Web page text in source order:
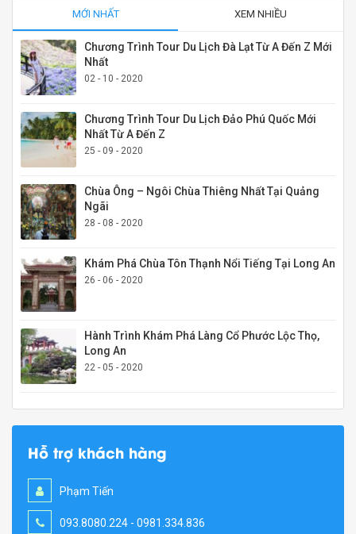
MỚI NHẤT XEM NHIỀU
Chương Trình Tour Du Lịch Đà Lạt Từ A Đến Z Mới
Nhất
02 - 10 - 2020
Chương Trình Tour Du Lịch Đảo Phú Quốc Mới
Nhất Từ A Đến Z
25 - 09 - 2020
Chùa Ông – Ngôi Chùa Thiêng Nhất Tại Quảng
Ngãi
28 - 08 - 2020
Khám Phá Chùa Tôn Thạnh Nổi Tiếng Tại Long An
26 - 06 - 2020
Hành Trình Khám Phá Làng Cổ Phước Lộc Thọ,
Long An
22 - 05 - 2020
Hỗ trợ khách hàng
Phạm Tiến
093.8080.224 - 0981.334.836